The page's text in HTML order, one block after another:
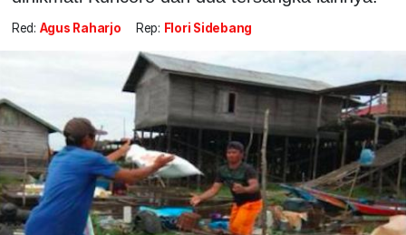
Red: Agus Raharjo Rep: Flori Sidebang